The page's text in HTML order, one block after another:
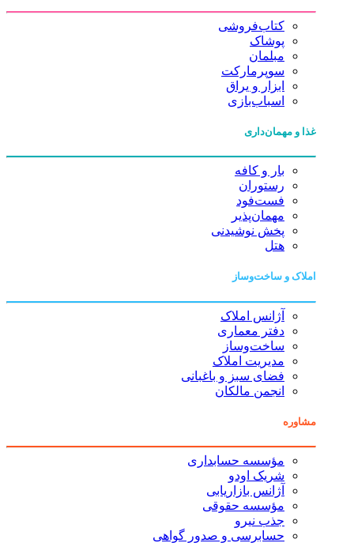
کتاب‌فروشی
پوشاک
مبلمان
سوپرمارکت
ابزار و یراق
اسباب‌بازی
غذا و مهمان‌داری
بار و کافه
رستوران
فست‌فود
مهمان‌پذیر
پخش نوشیدنی
هتل
املاک و ساخت‌وساز
آژانس املاک
دفتر معماری
ساخت‌وساز
مدیریت املاک
فضای سبز و باغبانی
انجمن مالکان
مشاوره
مؤسسه حسابداری
شریک اودو
آژانس بازاریابی
مؤسسه حقوقی
جذب نیرو
حسابرسی و صدور گواهی